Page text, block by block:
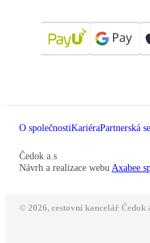
O společnostiKariéraPartnerská
Čedok a.s
Návrh a realizace webu Axabee
© 2026, cestovní kancelář Čedok